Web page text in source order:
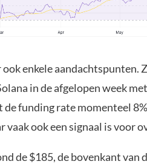
enkele aandachtspunten.
in de afgelopen week
funding rate momenteel
vaak ook een signaal is voor
de $185, de bovenkant van